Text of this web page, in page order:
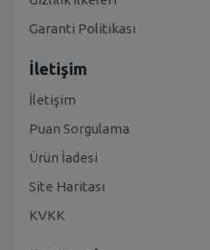
Garanti Politikası
İletişim
İletişim
Puan Sorgulama
Ürün İadesi
Site Haritası
KVKK